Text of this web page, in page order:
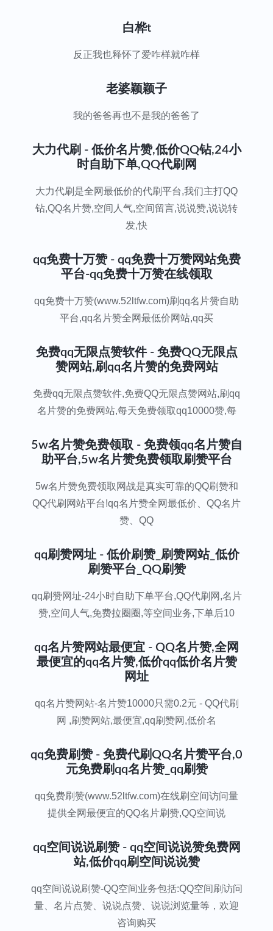
白桦t
反正我也释怀了爱咋样就咋样
老婆颖颖子
我的爸爸再也不是我的爸爸了
大力代刷 - 低价名片赞,低价QQ钻,24小
时自助下单,QQ代刷网
大力代刷是全网最低价的代刷平台,我们主打QQ
钻,QQ名片赞,空间人气,空间留言,说说赞,说说转
发,快
qq免费十万赞 - qq免费十万赞网站免费
平台-qq免费十万赞在线领取
qq免费十万赞(www.52ltfw.com)刷qq名片赞自助
平台,qq名片赞全网最低价网站,qq买
免费qq无限点赞软件 - 免费QQ无限点
赞网站,刷qq名片赞的免费网站
免费qq无限点赞软件,免费QQ无限点赞网站,刷qq
名片赞的免费网站,每天免费领取qq10000赞,每
5w名片赞免费领取 - 免费领qq名片赞自
助平台,5w名片赞免费领取刷赞平台
5w名片赞免费领取网战是真实可靠的QQ刷赞和
QQ代刷网站平台!qq名片赞全网最低价、QQ名片
赞、QQ
qq刷赞网址 - 低价刷赞_刷赞网站_低价
刷赞平台_QQ刷赞
qq刷赞网址-24小时自助下单平台,QQ代刷网,名片
赞,空间人气,免费拉圈圈,等空间业务,下单后10
qq名片赞网站最便宜 - QQ名片赞,全网
最便宜的qq名片赞,低价qq低价名片赞
网址
qq名片赞网站-名片赞10000只需0.2元 - QQ代刷
网 ,刷赞网站,最便宜,qq刷赞网,低价名
qq免费刷赞 - 免费代刷QQ名片赞平台,0
元免费刷qq名片赞_qq刷赞
qq免费刷赞(www.52ltfw.com)在线刷空间访问量
提供全网最便宜的QQ名片刷赞,QQ空间说
qq空间说说刷赞 - qq空间说说赞免费网
站,低价qq刷空间说说赞
qq空间说说刷赞-QQ空间业务包括:QQ空间刷访问
量、名片点赞、说说点赞、说说浏览量等，欢迎
咨询购买